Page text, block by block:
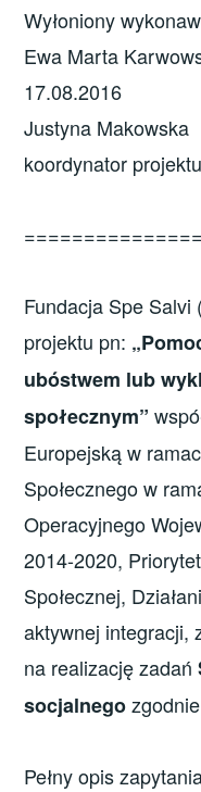
Wyłoniony
Ewa Marta
17.08.2016
Justyna Makowska
koordynator projektu
Fundacja Spe
projektu pn:
ubóstwem lub
społecznym”
Europejską w
Społecznego w
Operacyjnego
2014-2020,
Społecznej,
aktywnej integracji,
na realizację zadań
socjalnego
Pełny opis